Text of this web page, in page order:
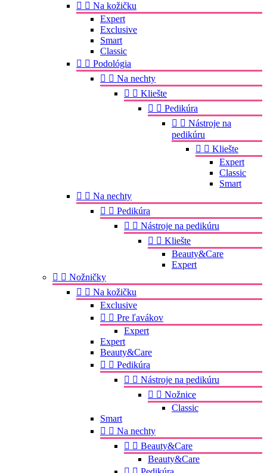
  Na kožičku
Expert
Exclusive
Smart
Classic
  Podológia
  Na nechty
  Kliešte
  Pedikúra
  Nástroje na
pedikúru
  Kliešte
Expert
Classic
Smart
  Na nechty
  Pedikúra
  Nástroje na pedikúru
  Kliešte
Beauty&Care
Expert
  Nožničky
  Na kožičku
Exclusive
  Pre ľavákov
Expert
Expert
Beauty&Care
  Pedikúra
  Nástroje na pedikúru
  Nožnice
Classic
Smart
  Na nechty
  Beauty&Care
Beauty&Care